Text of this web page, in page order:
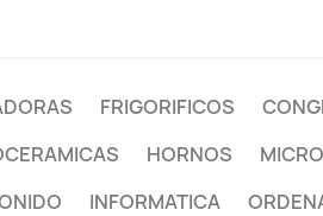
FRIGORIFICOS
HORNOS
INFORMATICA